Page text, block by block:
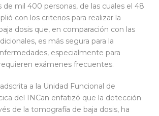
de mil 400 personas, de las cuales el 48
con los criterios para realizar la
dosis que, en comparación con las
es más segura para la
especialmente para
exámenes frecuentes.
a la Unidad Funcional de
del INCan enfatizó que la detección
de la tomografía de baja dosis, ha